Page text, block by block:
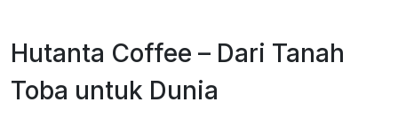
Hutanta Coffee – Dari Tanah
Toba untuk Dunia